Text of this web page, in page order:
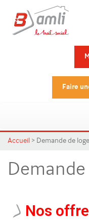
Faire
Accueil > Demande de
Nos